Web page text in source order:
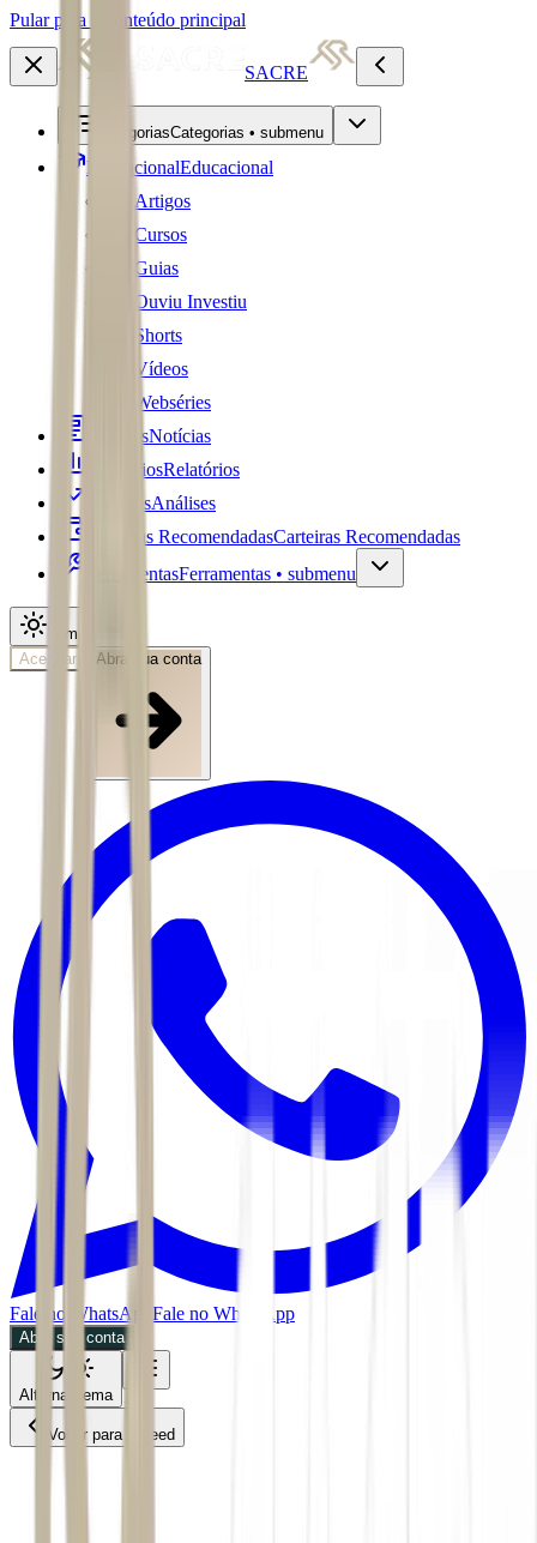
Pular para o conteúdo principal
SACRE
CategoriasCategorias • submenu
EducacionalEducacional
Artigos
Cursos
Guias
Ouviu Investiu
Shorts
Vídeos
Webséries
NotíciasNotícias
RelatóriosRelatórios
AnálisesAnálises
Carteiras RecomendadasCarteiras Recomendadas
FerramentasFerramentas • submenu
Tema
Acessar
Abra sua conta
Fale no WhatsApp Fale no WhatsApp
Abra sua conta
Alternar tema
Voltar para o Feed